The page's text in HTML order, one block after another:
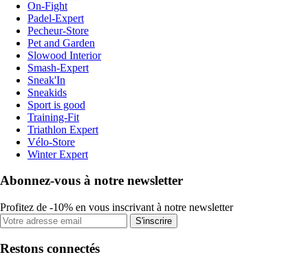
On-Fight
Padel-Expert
Pecheur-Store
Pet and Garden
Slowood Interior
Smash-Expert
Sneak'In
Sneakids
Sport is good
Training-Fit
Triathlon Expert
Vélo-Store
Winter Expert
Abonnez-vous à notre newsletter
Profitez de -10% en vous inscrivant à notre newsletter
S'inscrire
Restons connectés